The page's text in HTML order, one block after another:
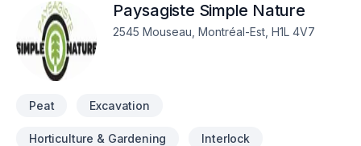
Paysagiste Simple Nature
2545 Mouseau, Montréal-Est, H1L 4V7
Peat Excavation
Horticulture & Gardening Interlock